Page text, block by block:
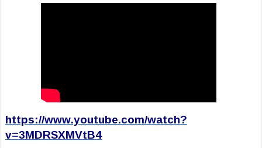
https://www.youtube.com/watch?
v=3MDRSXMVtB4